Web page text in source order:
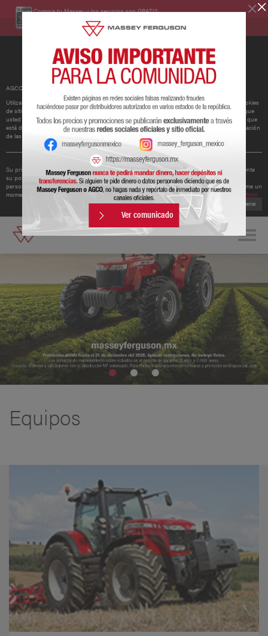
Compra tu Massey y los servicios son GRATIS.
AGCO ha actualizado su política de cookies.
Utilizamos cookies para mejorar y personalizar nuestros sitios y servicios. Esto incluye cookies
de sitios web de redes sociales de terceros, que pueden realizar un seguimiento del uso que
usted hace de nuestro sitio web. Si continúa sin cambiar su configuración, supondremos que
está dispuesto a recibir todas las cookies en nuestro sitio web. Puede cambiar la configuración
de las cookies en cualquier momento.
Obtener más información
Su privacidad es importante para nosotros. Por lo tanto, AGCO ha actualizado recientemente
su política de privacidad para ofrecerle una mejor comprensión de los tipos de datos
personales que recopilamos de usted y cómo los utilizamos. Le recomendamos que se tome un
momento para leer la política actualizada disponible enhttp://www.agcocorp.com/privacy.html
Cerrar
Ver comunicado
Equipos